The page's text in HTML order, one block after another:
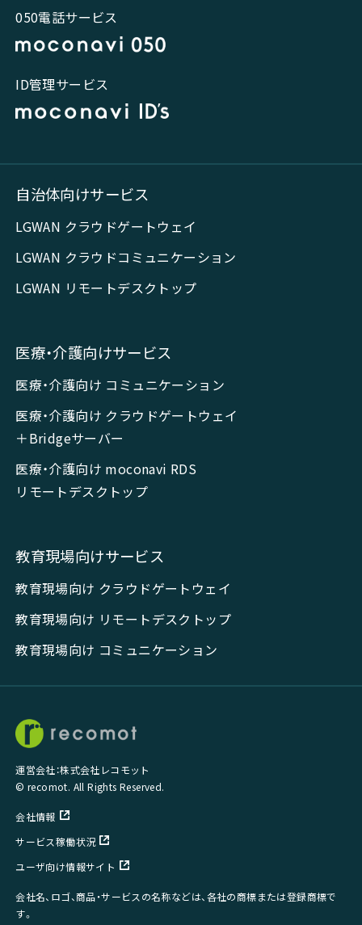
050電話サービス
ID管理サービス
自治体向けサービス
LGWAN クラウドゲートウェイ
LGWAN クラウドコミュニケーション
LGWAN リモートデスクトップ
医療・介護向けサービス
医療・介護向け コミュニケーション
医療・介護向け クラウドゲートウェイ
＋Bridgeサーバー
医療・介護向け moconavi RDS
リモートデスクトップ
教育現場向けサービス
教育現場向け クラウドゲートウェイ
教育現場向け リモートデスクトップ
教育現場向け コミュニケーション
運営会社：株式会社レコモット
© recomot. All Rights Reserved.
会社情報
サービス稼働状況
ユーザ向け情報サイト
会社名、ロゴ、商品・サービスの名称などは、各社の商標または登録商標で
す。